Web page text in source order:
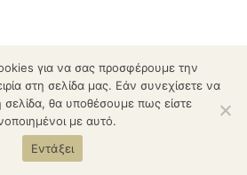
για να σας προσφέρουμε την
στη σελίδα μας. Εάν συνεχίσετε να
σελίδα, θα υποθέσουμε πως είστε
με αυτό.
Εντάξει